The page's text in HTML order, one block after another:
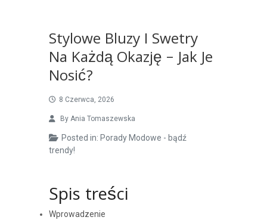
Stylowe Bluzy I Swetry
Na Każdą Okazję – Jak Je
Nosić?
8 Czerwca, 2026
By Ania Tomaszewska
Posted in: Porady Modowe - bądź
trendy!
Spis treści
Wprowadzenie